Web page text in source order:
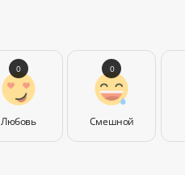
Любовь
0
Смешной
0